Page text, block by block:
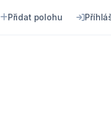
Přidat polohu